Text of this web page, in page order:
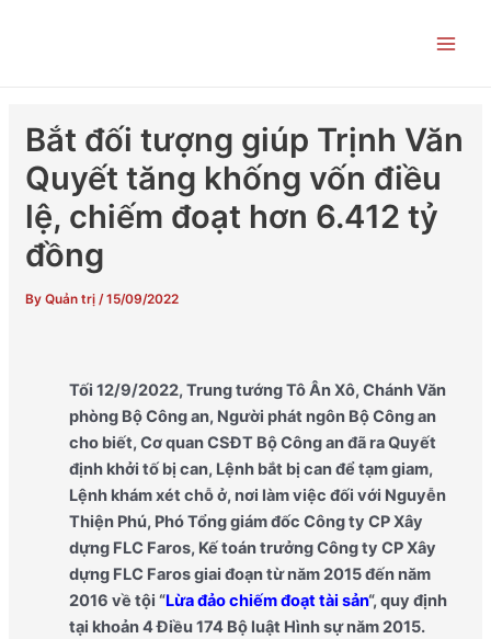
Bắt đối tượng giúp Trịnh Văn
Quyết tăng khống vốn điều
lệ, chiếm đoạt hơn 6.412 tỷ
đồng
By Quản trị /15/09/2022
Tối 12/9/2022, Trung tướng Tô Ân Xô, Chánh Văn
phòng Bộ Công an, Người phát ngôn Bộ Công an
cho biết, Cơ quan CSĐT Bộ Công an đã ra Quyết
định khởi tố bị can, Lệnh bắt bị can để tạm giam,
Lệnh khám xét chỗ ở, nơi làm việc đối với Nguyễn
Thiện Phú, Phó Tổng giám đốc Công ty CP Xây
dựng FLC Faros, Kế toán trưởng Công ty CP Xây
dựng FLC Faros giai đoạn từ năm 2015 đến năm
2016 về tội “Lừa đảo chiếm đoạt tài sản“, quy định
tại khoản 4 Điều 174 Bộ luật Hình sự năm 2015.